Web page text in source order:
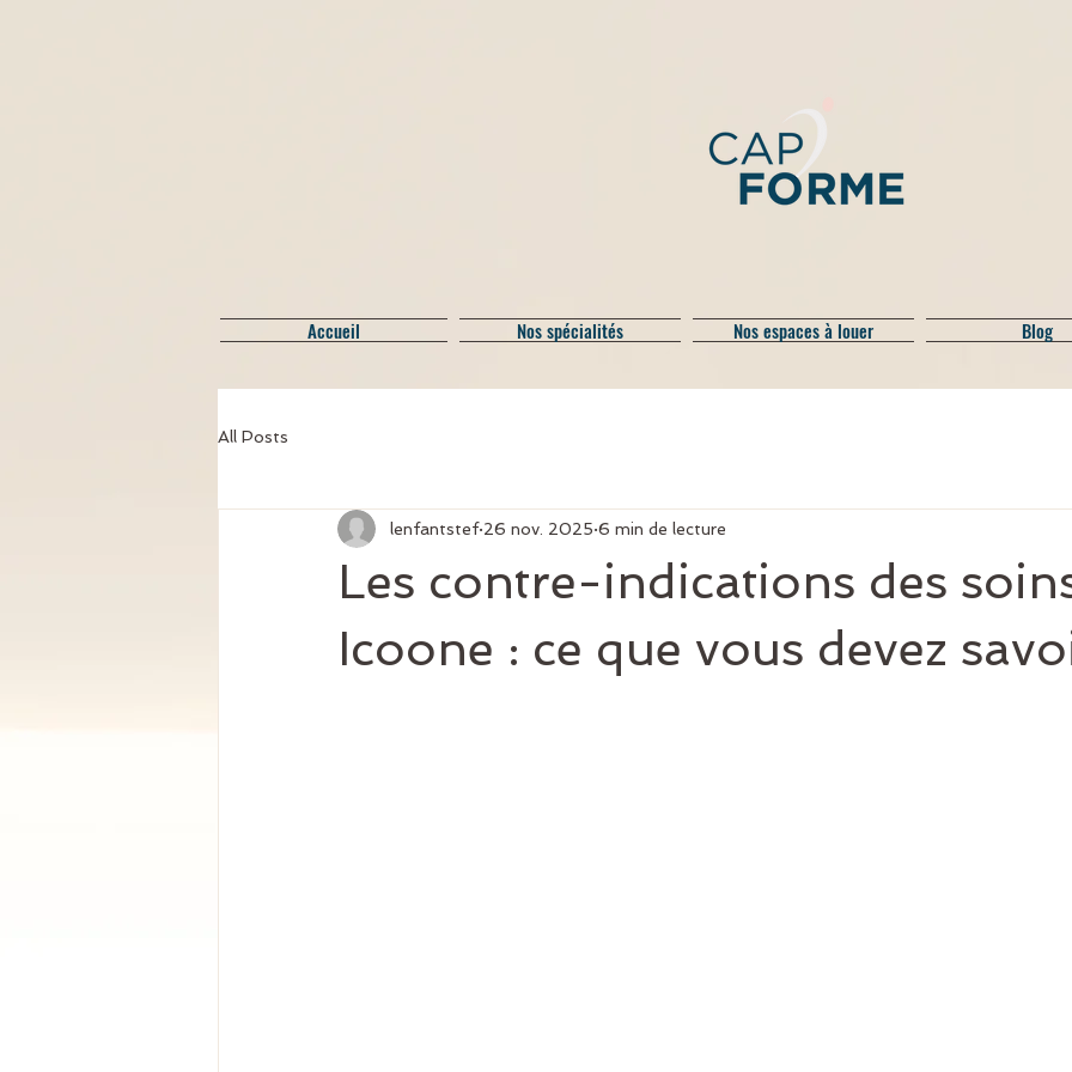
Accueil Nos spécialités Nos espaces à louer Blog
All Posts
Les contre-indications des
Icoone : ce que vous devez
lenfantstef 26 nov. 2025 6 min de lecture